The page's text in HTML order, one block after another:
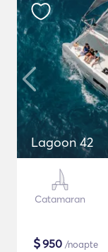
Lagoon 42
Catamaran
$950 /noapte